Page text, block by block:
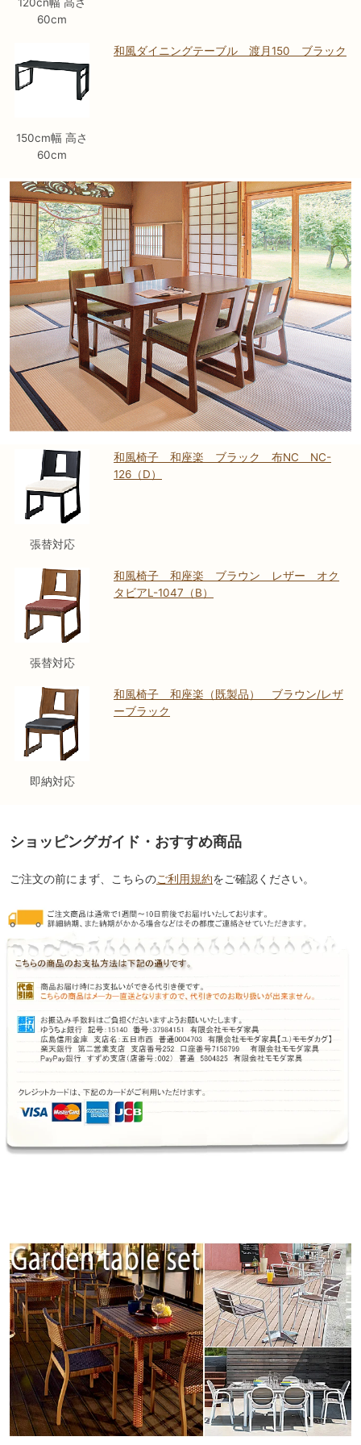
60cm
150cm幅 高さ
60cm
和風ダイニングテーブル 渡月150 ブラック
張替対応
和風椅子 和座楽 ブラック 布NC NC-
126（D）
張替対応
和風椅子 和座楽 ブラウン レザー オク
タビアL-1047（B）
即納対応
和風椅子 和座楽（既製品） ブラウン/レザ
ーブラック
ショッピングガイド・おすすめ商品
ご注文の前にまず、こちらのご利用規約をご確認ください。